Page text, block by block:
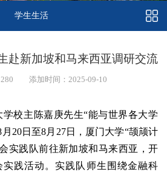
学生生活
赴新加坡和马来西亚调研交流
280 添加时间：2025-09-10
学校主陈嘉庚先生“能与世界各大学
20日至8月27日，厦门大学“颉颃计
实践队前往新加坡和马来西亚，开
实践活动。实践队师生围绕金融科